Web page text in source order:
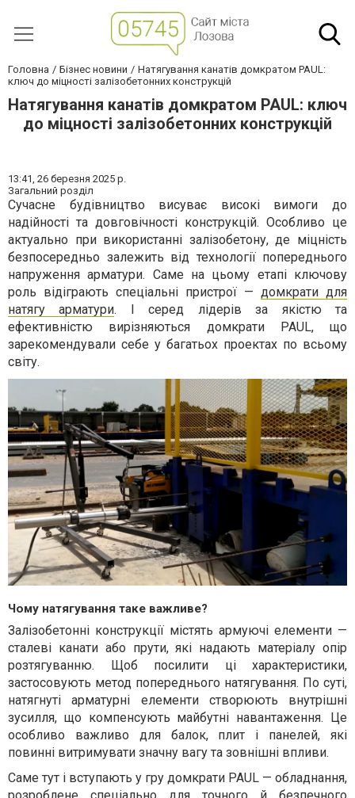
Головна Бізнес новини
Натягування канатів домкратом PAUL:
ключ до міцності залізобетонних конструкцій
Натягування канатів домкратом PAUL: ключ
до міцності залізобетонних конструкцій
13:41, 26 березня 2025 р.
Загальний розділ
Сучасне будівництво висуває високі вимоги до
надійності та довговічності конструкцій. Особливо це
актуально при використанні залізобетону, де міцність
безпосередньо залежить від технології попереднього
напруження арматури. Саме на цьому етапі ключову
роль відіграють спеціальні пристрої — домкрати для
натягу арматури. І серед лідерів за якістю та
ефективністю вирізняються домкрати PAUL, що
зарекомендували себе у багатьох проектах по всьому
світу.
Чому натягування таке важливе?
Залізобетонні конструкції містять армуючі елементи —
сталеві канати або прути, які надають матеріалу опір
розтягуванню. Щоб посилити ці характеристики,
застосовують метод попереднього натягування. По суті,
натягнуті арматурні елементи створюють внутрішні
зусилля, що компенсують майбутні навантаження. Це
особливо важливо для балок, плит і панелей, які
повинні витримувати значну вагу та зовнішні впливи.
Саме тут і вступають у гру домкрати PAUL — обладнання,
розроблене спеціально для точного й безпечного